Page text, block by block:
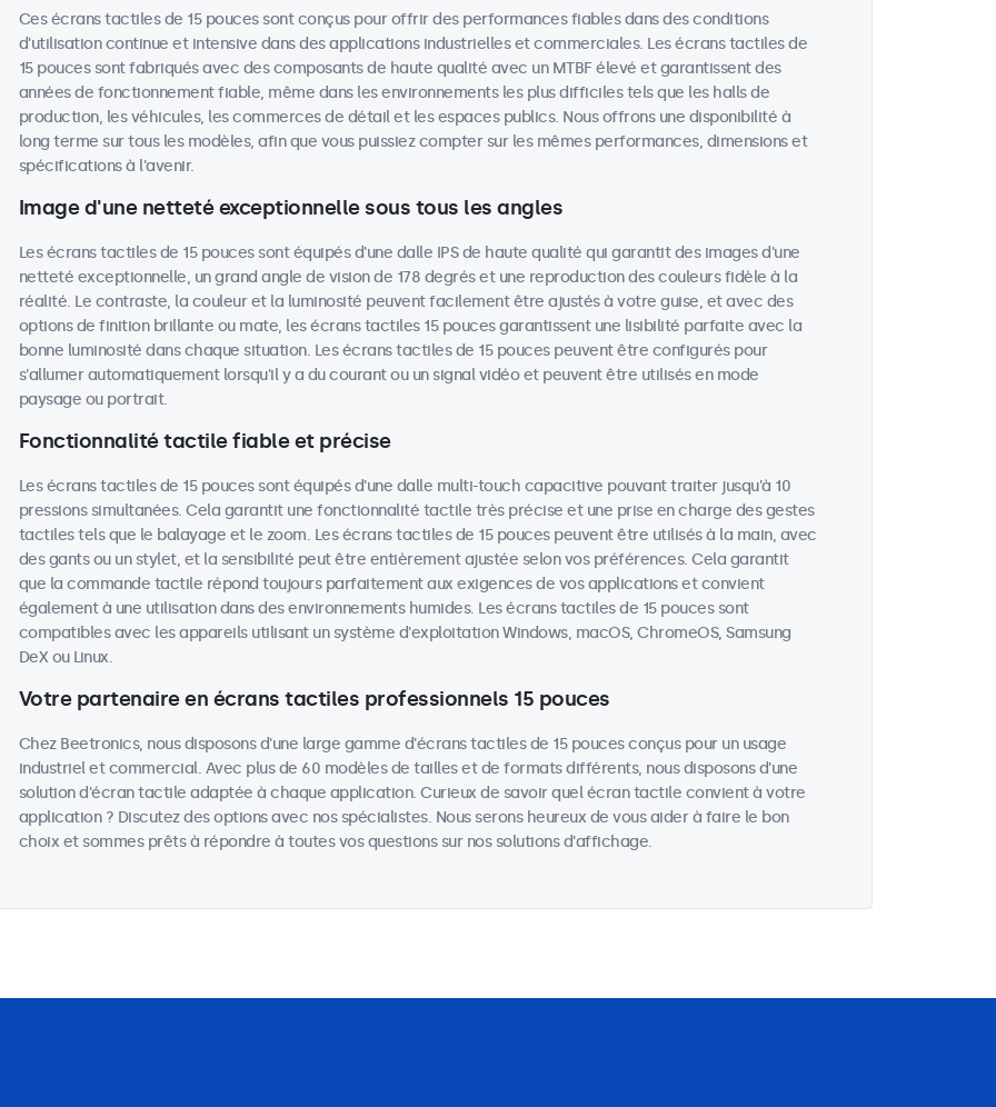
Ces écrans tactiles de 15 pouces sont conçus pour offrir des performances fiables dans des conditions
d'utilisation continue et intensive dans des applications industrielles et commerciales. Les écrans tactiles de
15 pouces sont fabriqués avec des composants de haute qualité avec un MTBF élevé et garantissent des
années de fonctionnement fiable, même dans les environnements les plus difficiles tels que les halls de
production, les véhicules, les commerces de détail et les espaces publics. Nous offrons une disponibilité à
long terme sur tous les modèles, afin que vous puissiez compter sur les mêmes performances, dimensions et
spécifications à l'avenir.
Image d'une netteté exceptionnelle sous tous les angles
Les écrans tactiles de 15 pouces sont équipés d'une dalle IPS de haute qualité qui garantit des images d'une
netteté exceptionnelle, un grand angle de vision de 178 degrés et une reproduction des couleurs fidèle à la
réalité. Le contraste, la couleur et la luminosité peuvent facilement être ajustés à votre guise, et avec des
options de finition brillante ou mate, les écrans tactiles 15 pouces garantissent une lisibilité parfaite avec la
bonne luminosité dans chaque situation. Les écrans tactiles de 15 pouces peuvent être configurés pour
s'allumer automatiquement lorsqu'il y a du courant ou un signal vidéo et peuvent être utilisés en mode
paysage ou portrait.
Fonctionnalité tactile fiable et précise
Les écrans tactiles de 15 pouces sont équipés d'une dalle multi-touch capacitive pouvant traiter jusqu'à 10
pressions simultanées. Cela garantit une fonctionnalité tactile très précise et une prise en charge des gestes
tactiles tels que le balayage et le zoom. Les écrans tactiles de 15 pouces peuvent être utilisés à la main, avec
des gants ou un stylet, et la sensibilité peut être entièrement ajustée selon vos préférences. Cela garantit
que la commande tactile répond toujours parfaitement aux exigences de vos applications et convient
également à une utilisation dans des environnements humides. Les écrans tactiles de 15 pouces sont
compatibles avec les appareils utilisant un système d'exploitation Windows, macOS, ChromeOS, Samsung
DeX ou Linux.
Votre partenaire en écrans tactiles professionnels 15 pouces
Chez Beetronics, nous disposons d'une large gamme d'écrans tactiles de 15 pouces conçus pour un usage
industriel et commercial. Avec plus de 60 modèles de tailles et de formats différents, nous disposons d'une
solution d'écran tactile adaptée à chaque application. Curieux de savoir quel écran tactile convient à votre
application ? Discutez des options avec nos spécialistes. Nous serons heureux de vous aider à faire le bon
choix et sommes prêts à répondre à toutes vos questions sur nos solutions d'affichage.